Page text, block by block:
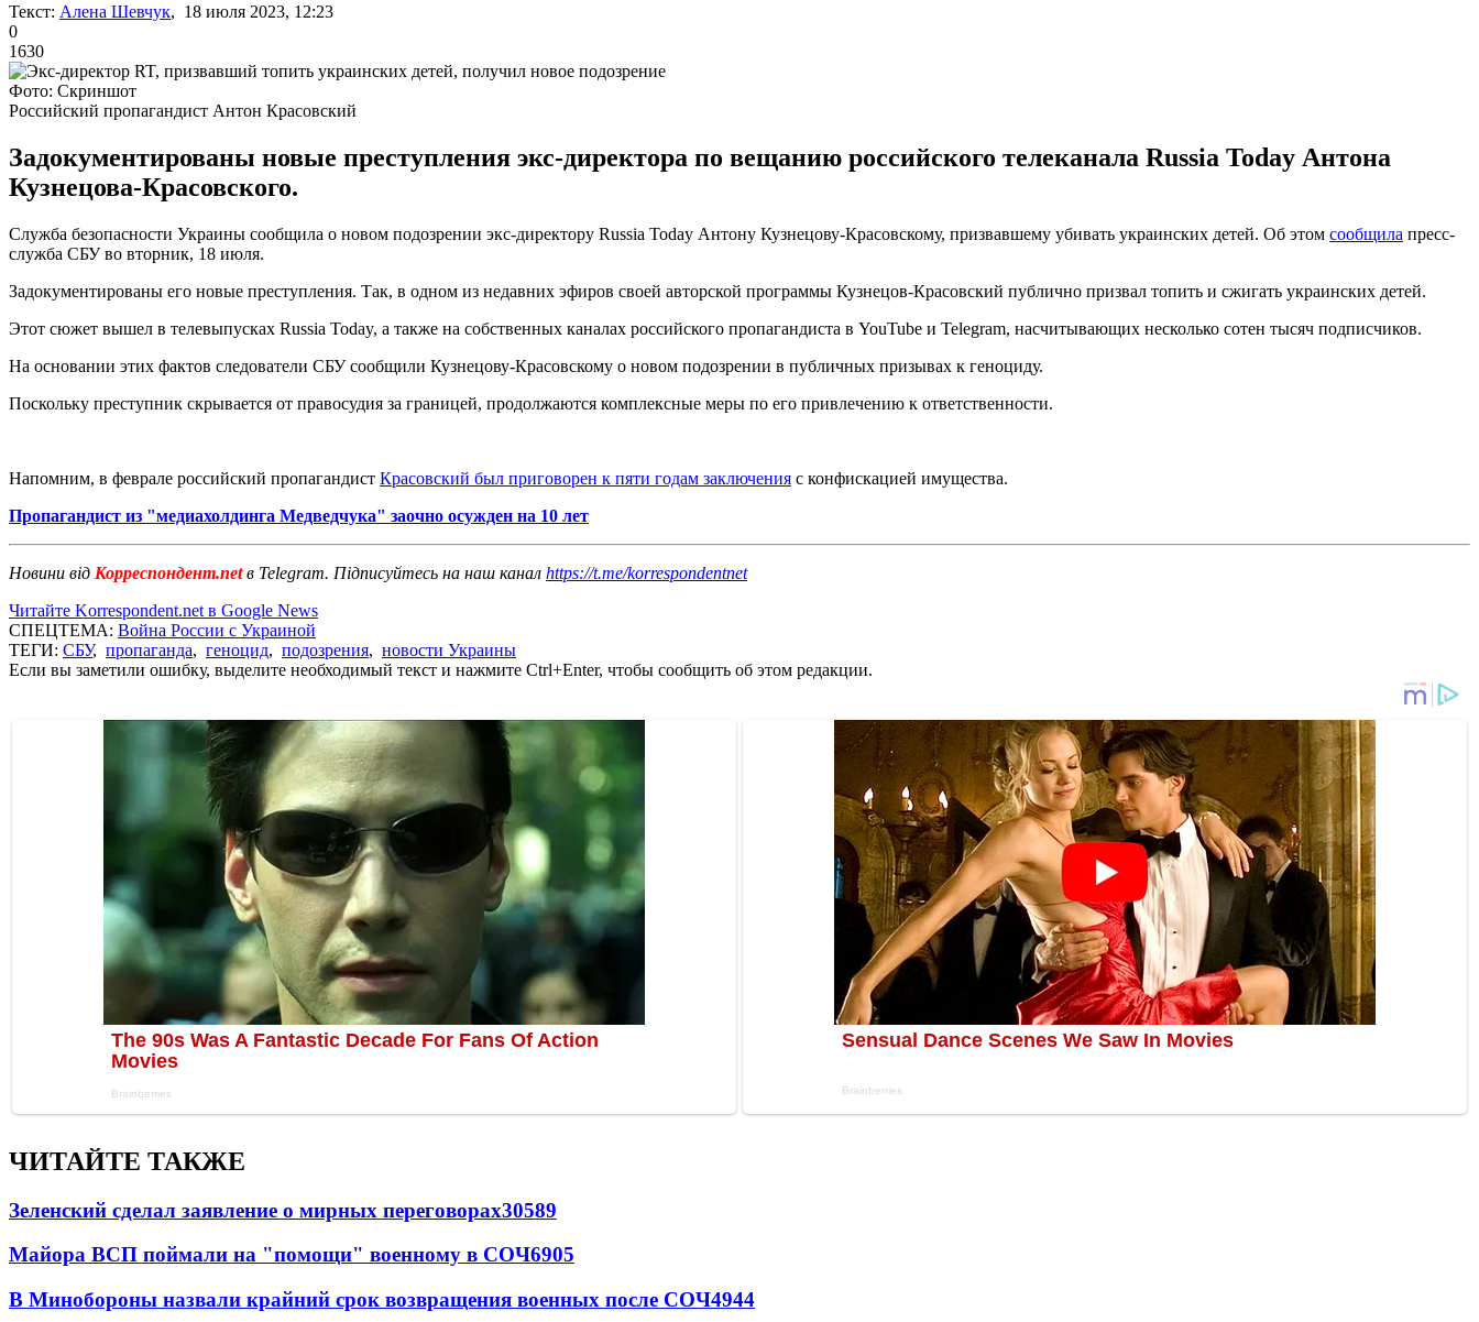
Текст: Алена Шевчук, 18 июля 2023, 12:23
0
1630
Фото: Скриншот
Российский пропагандист Антон Красовский
Задокументированы новые преступления экс-директора по вещанию российского телеканала Russia Today Антона
Кузнецова-Красовского.
Служба безопасности Украины сообщила о новом подозрении экс-директору Russia Today Антону Кузнецову-Красовскому, призвавшему убивать украинских детей. Об этом сообщила пресс-
служба СБУ во вторник, 18 июля.
Задокументированы его новые преступления. Так, в одном из недавних эфиров своей авторской программы Кузнецов-Красовский публично призвал топить и сжигать украинских детей.
Этот сюжет вышел в телевыпусках Russia Today, а также на собственных каналах российского пропагандиста в YouTube и Telegram, насчитывающих несколько сотен тысяч подписчиков.
На основании этих фактов следователи СБУ сообщили Кузнецову-Красовскому о новом подозрении в публичных призывах к геноциду.
Поскольку преступник скрывается от правосудия за границей, продолжаются комплексные меры по его привлечению к ответственности.
Напомним, в феврале российский пропагандист Красовский был приговорен к пяти годам заключения с конфискацией имущества.
Пропагандист из "медиахолдинга Медведчука" заочно осужден на 10 лет
Новини від Корреспондент.netв Telegram. Підписуйтесь на наш канал https://t.me/korrespondentnet
Читайте Korrespondent.net в Google News
СПЕЦТЕМА: Война России с Украиной
ТЕГИ: СБУ, пропаганда, геноцид, подозрения, новости Украины
Если вы заметили ошибку, выделите необходимый текст и нажмите Ctrl+Enter, чтобы сообщить об этом редакции.
ЧИТАЙТЕ ТАКЖЕ
Зеленский сделал заявление о мирных переговорах30589
Майора ВСП поймали на "помощи" военному в СОЧ6905
В Минобороны назвали крайний срок возвращения военных после СОЧ4944